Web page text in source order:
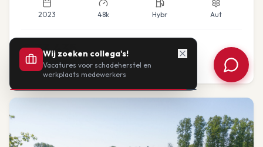
2023 48k Hybr Aut
€33.435
of vanaf: €693/mnd BTW
Wij zoeken collega's!
Vacatures voor schadeherstel en
werkplaats medewerkers